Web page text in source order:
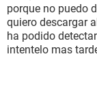
porque no puedo
quiero descargar
ha podido
intentelo mas